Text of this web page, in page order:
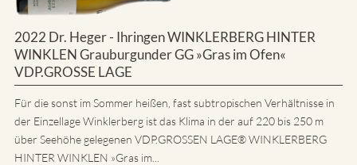
2022 Dr. Heger - Ihringen WINKLERBERG HINTER
WINKLEN Grauburgunder GG »Gras im Ofen«
VDP.GROSSE LAGE
Für die sonst im Sommer heißen, fast subtropischen Verhältnisse in
der Einzellage Winklerberg ist das Klima in der auf 220 bis 250 m
über Seehöhe gelegenen VDP.GROSSEN LAGE® WINKLERBERG
HINTER WINKLEN »Gras im...